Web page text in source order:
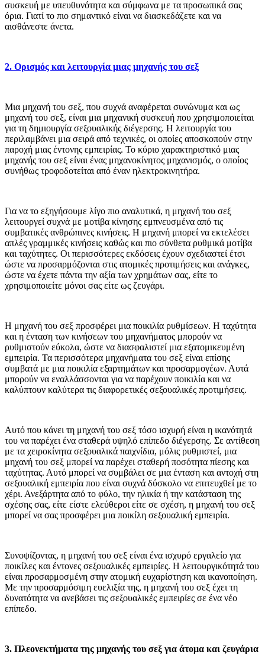
συσκευή με υπευθυνότητα και σύμφωνα με τα προσωπικά σας
όρια. Γιατί το πιο σημαντικό είναι να διασκεδάζετε και να
αισθάνεστε άνετα.
2. Ορισμός και λειτουργία μιας μηχανής του σεξ
Μια μηχανή του σεξ, που συχνά αναφέρεται συνώνυμα και ως
μηχανή του σεξ, είναι μια μηχανική συσκευή που χρησιμοποιείται
για τη δημιουργία σεξουαλικής διέγερσης. Η λειτουργία του
περιλαμβάνει μια σειρά από τεχνικές, οι οποίες αποσκοπούν στην
παροχή μιας έντονης εμπειρίας. Το κύριο χαρακτηριστικό μιας
μηχανής του σεξ είναι ένας μηχανοκίνητος μηχανισμός, ο οποίος
συνήθως τροφοδοτείται από έναν ηλεκτροκινητήρα.
Για να το εξηγήσουμε λίγο πιο αναλυτικά, η μηχανή του σεξ
λειτουργεί συχνά με μοτίβα κίνησης εμπνευσμένα από τις
συμβατικές ανθρώπινες κινήσεις. Η μηχανή μπορεί να εκτελέσει
απλές γραμμικές κινήσεις καθώς και πιο σύνθετα ρυθμικά μοτίβα
και ταχύτητες. Οι περισσότερες εκδόσεις έχουν σχεδιαστεί έτσι
ώστε να προσαρμόζονται στις ατομικές προτιμήσεις και ανάγκες,
ώστε να έχετε πάντα την αξία των χρημάτων σας, είτε το
χρησιμοποιείτε μόνοι σας είτε ως ζευγάρι.
Η μηχανή του σεξ προσφέρει μια ποικιλία ρυθμίσεων. Η ταχύτητα
και η ένταση των κινήσεων του μηχανήματος μπορούν να
ρυθμιστούν εύκολα, ώστε να διασφαλιστεί μια εξατομικευμένη
εμπειρία. Τα περισσότερα μηχανήματα του σεξ είναι επίσης
συμβατά με μια ποικιλία εξαρτημάτων και προσαρμογέων. Αυτά
μπορούν να εναλλάσσονται για να παρέχουν ποικιλία και να
καλύπτουν καλύτερα τις διαφορετικές σεξουαλικές προτιμήσεις.
Αυτό που κάνει τη μηχανή του σεξ τόσο ισχυρή είναι η ικανότητά
του να παρέχει ένα σταθερά υψηλό επίπεδο διέγερσης. Σε αντίθεση
με τα χειροκίνητα σεξουαλικά παιχνίδια, μόλις ρυθμιστεί, μια
μηχανή του σεξ μπορεί να παρέχει σταθερή ποσότητα πίεσης και
ταχύτητας. Αυτό μπορεί να συμβάλει σε μια ένταση και αντοχή στη
σεξουαλική εμπειρία που είναι συχνά δύσκολο να επιτευχθεί με το
χέρι. Ανεξάρτητα από το φύλο, την ηλικία ή την κατάσταση της
σχέσης σας, είτε είστε ελεύθεροι είτε σε σχέση, η μηχανή του σεξ
μπορεί να σας προσφέρει μια ποικίλη σεξουαλική εμπειρία.
Συνοψίζοντας, η μηχανή του σεξ είναι ένα ισχυρό εργαλείο για
ποικίλες και έντονες σεξουαλικές εμπειρίες. Η λειτουργικότητά του
είναι προσαρμοσμένη στην ατομική ευχαρίστηση και ικανοποίηση.
Με την προσαρμόσιμη ευελιξία της, η μηχανή του σεξ έχει τη
δυνατότητα να ανεβάσει τις σεξουαλικές εμπειρίες σε ένα νέο
επίπεδο.
3. Πλεονεκτήματα της μηχανής του σεξ για άτομα και ζευγάρια